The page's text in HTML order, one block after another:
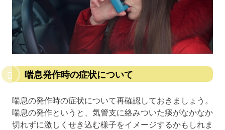
喘息発作時の症状について
喘息の発作時の症状について再確認しておきましょう。
喘息の発作というと、気管支に絡みついた痰がなかなか
切れずに激しくせき込む様子をイメージするかもしれま